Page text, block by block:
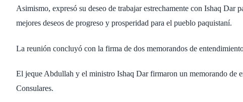
Asimismo, expresó su deseo de trabajar estrechamente con Ishaq Dar
mejores deseos de progreso y prosperidad para el pueblo paquistaní.
La reunión concluyó con la firma de dos memorandos de
El jeque Abdullah y el ministro Ishaq Dar firmaron un memorando de
Consulares.